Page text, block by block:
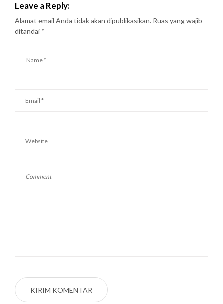
Leave a Reply:
Alamat email Anda tidak akan dipublikasikan. Ruas yang wajib
ditandai *